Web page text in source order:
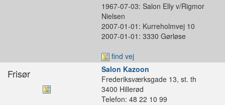
1967-07-03: Salon Elly v/Rigmor
Nielsen
2007-01-01: Kurreholmvej 10
2007-01-01: 3330 Gørløse
find vej
Frisør
Salon Kazoon
Frederiksværksgade 13, st. th
3400 Hillerød
Telefon: 48 22 10 99